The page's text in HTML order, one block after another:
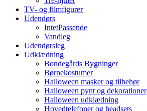
TV- og filmfigurer
Udendørs
IntetPassende
Vandleg
Udendørsleg
Udklædning
Bondegårds Bygninger
Børnekostumer
Halloween masker og tilbehør
Halloween pynt og dekorationer
Halloween udklædning
Hovedtelefoner og headsets